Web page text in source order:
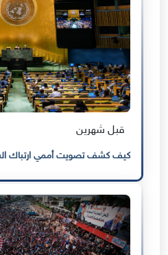
قبل شهرين
كيف كشف تصويت أممي ارتباك